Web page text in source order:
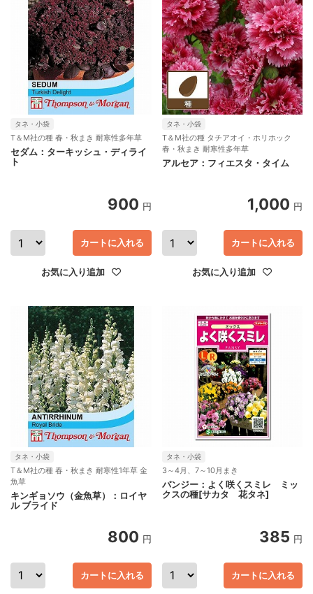
タネ・小袋
T＆M社の種 春・秋まき 耐寒性多年草
セダム：ターキッシュ・ディライ
ト
900 円
お気に入り追加
カートに入れる
タネ・小袋
T＆M社の種 タチアオイ・ホリホック
春・秋まき 耐寒性多年草
アルセア：フィエスタ・タイム
1,000 円
お気に入り追加
カートに入れる
タネ・小袋
T＆M社の種 春・秋まき 耐寒性1年草 金
魚草
キンギョソウ（金魚草）：ロイヤ
ル ブライド
800 円
カートに入れる
タネ・小袋
3～4月、7～10月まき
パンジー：よく咲くスミレ ミッ
クスの種[サカタ 花タネ]
385 円
カートに入れる